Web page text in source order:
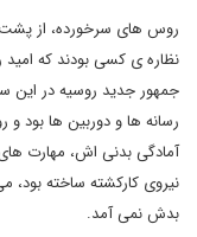
روس های سرخورده، از پشت
نظاره ی کسی بودند که
جمهور جدید روسیه در این
رسانه ها و دوربین ها بود
آمادگی بدنی اش، مهارت
نیروی کارکشته ساخته
بدش نمی آمد.